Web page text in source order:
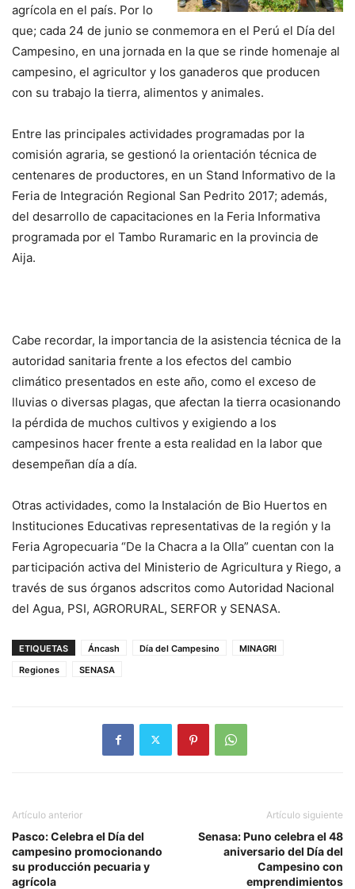
agrícola en el país. Por lo
que; cada 24 de junio se conmemora en el Perú el Día del
Campesino, en una jornada en la que se rinde homenaje al
campesino, el agricultor y los ganaderos que producen
con su trabajo la tierra, alimentos y animales.
Entre las principales actividades programadas por la
comisión agraria, se gestionó la orientación técnica de
centenares de productores, en un Stand Informativo de la
Feria de Integración Regional San Pedrito 2017; además,
del desarrollo de capacitaciones en la Feria Informativa
programada por el Tambo Ruramaric en la provincia de
Aija.
Cabe recordar, la importancia de la asistencia técnica de la
autoridad sanitaria frente a los efectos del cambio
climático presentados en este año, como el exceso de
lluvias o diversas plagas, que afectan la tierra ocasionando
la pérdida de muchos cultivos y exigiendo a los
campesinos hacer frente a esta realidad en la labor que
desempeñan día a día.
Otras actividades, como la Instalación de Bio Huertos en
Instituciones Educativas representativas de la región y la
Feria Agropecuaria “De la Chacra a la Olla” cuentan con la
participación activa del Ministerio de Agricultura y Riego, a
través de sus órganos adscritos como Autoridad Nacional
del Agua, PSI, AGRORURAL, SERFOR y SENASA.
ETIQUETAS Áncash Día del Campesino
MINAGRI
Regiones
SENASA
Artículo anterior
Pasco: Celebra el Día del
campesino promocionando
su producción pecuaria y
agrícola
Artículo siguiente
Senasa: Puno celebra el 48
aniversario del Día del
Campesino con
emprendimientos